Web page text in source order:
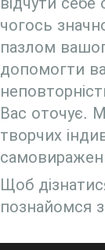
чогось
пазлом
допомогти
Вас оточує.
творчих
Щоб
познайомся